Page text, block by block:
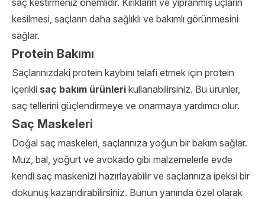
saç kestirmeniz önemlidir. Kırıkların ve yıpranmış uçların
kesilmesi, saçların daha sağlıklı ve bakımlı görünmesini
sağlar.
Protein Bakımı
Saçlarınızdaki protein kaybını telafi etmek için protein
içerikli saç bakım ürünleri kullanabilirsiniz. Bu ürünler,
saç tellerini güçlendirmeye ve onarmaya yardımcı olur.
Saç Maskeleri
Doğal saç maskeleri, saçlarınıza yoğun bir bakım sağlar.
Muz, bal, yoğurt ve avokado gibi malzemelerle evde
kendi saç maskenizi hazırlayabilir ve saçlarınıza ipeksi bir
dokunuş kazandırabilirsiniz. Bunun yanında özel olarak